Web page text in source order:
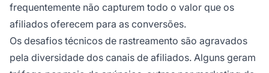
frequentemente não capturem todo o valor que os
afiliados oferecem para as conversões.
Os desafios técnicos de rastreamento são agravados
pela diversidade dos canais de afiliados. Alguns geram